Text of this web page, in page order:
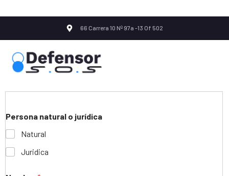
66 Carrera 10 Nº 97a -13 Of 502
Persona natural o jurídica
Natural
Juridica